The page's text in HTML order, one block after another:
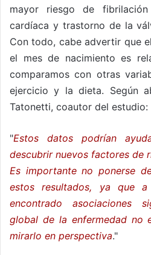
mayor riesgo de fibrilación
cardíaca y trastorno de la
Con todo, cabe advertir que
el mes de nacimiento es
comparamos con otras
ejercicio y la dieta. Según
Tatonetti, coautor del estudio:
"Estos datos podrían
descubrir nuevos factores de
Es importante no ponerse
estos resultados, ya que
encontrado asociaciones
global de la enfermedad no
mirarlo en perspectiva."